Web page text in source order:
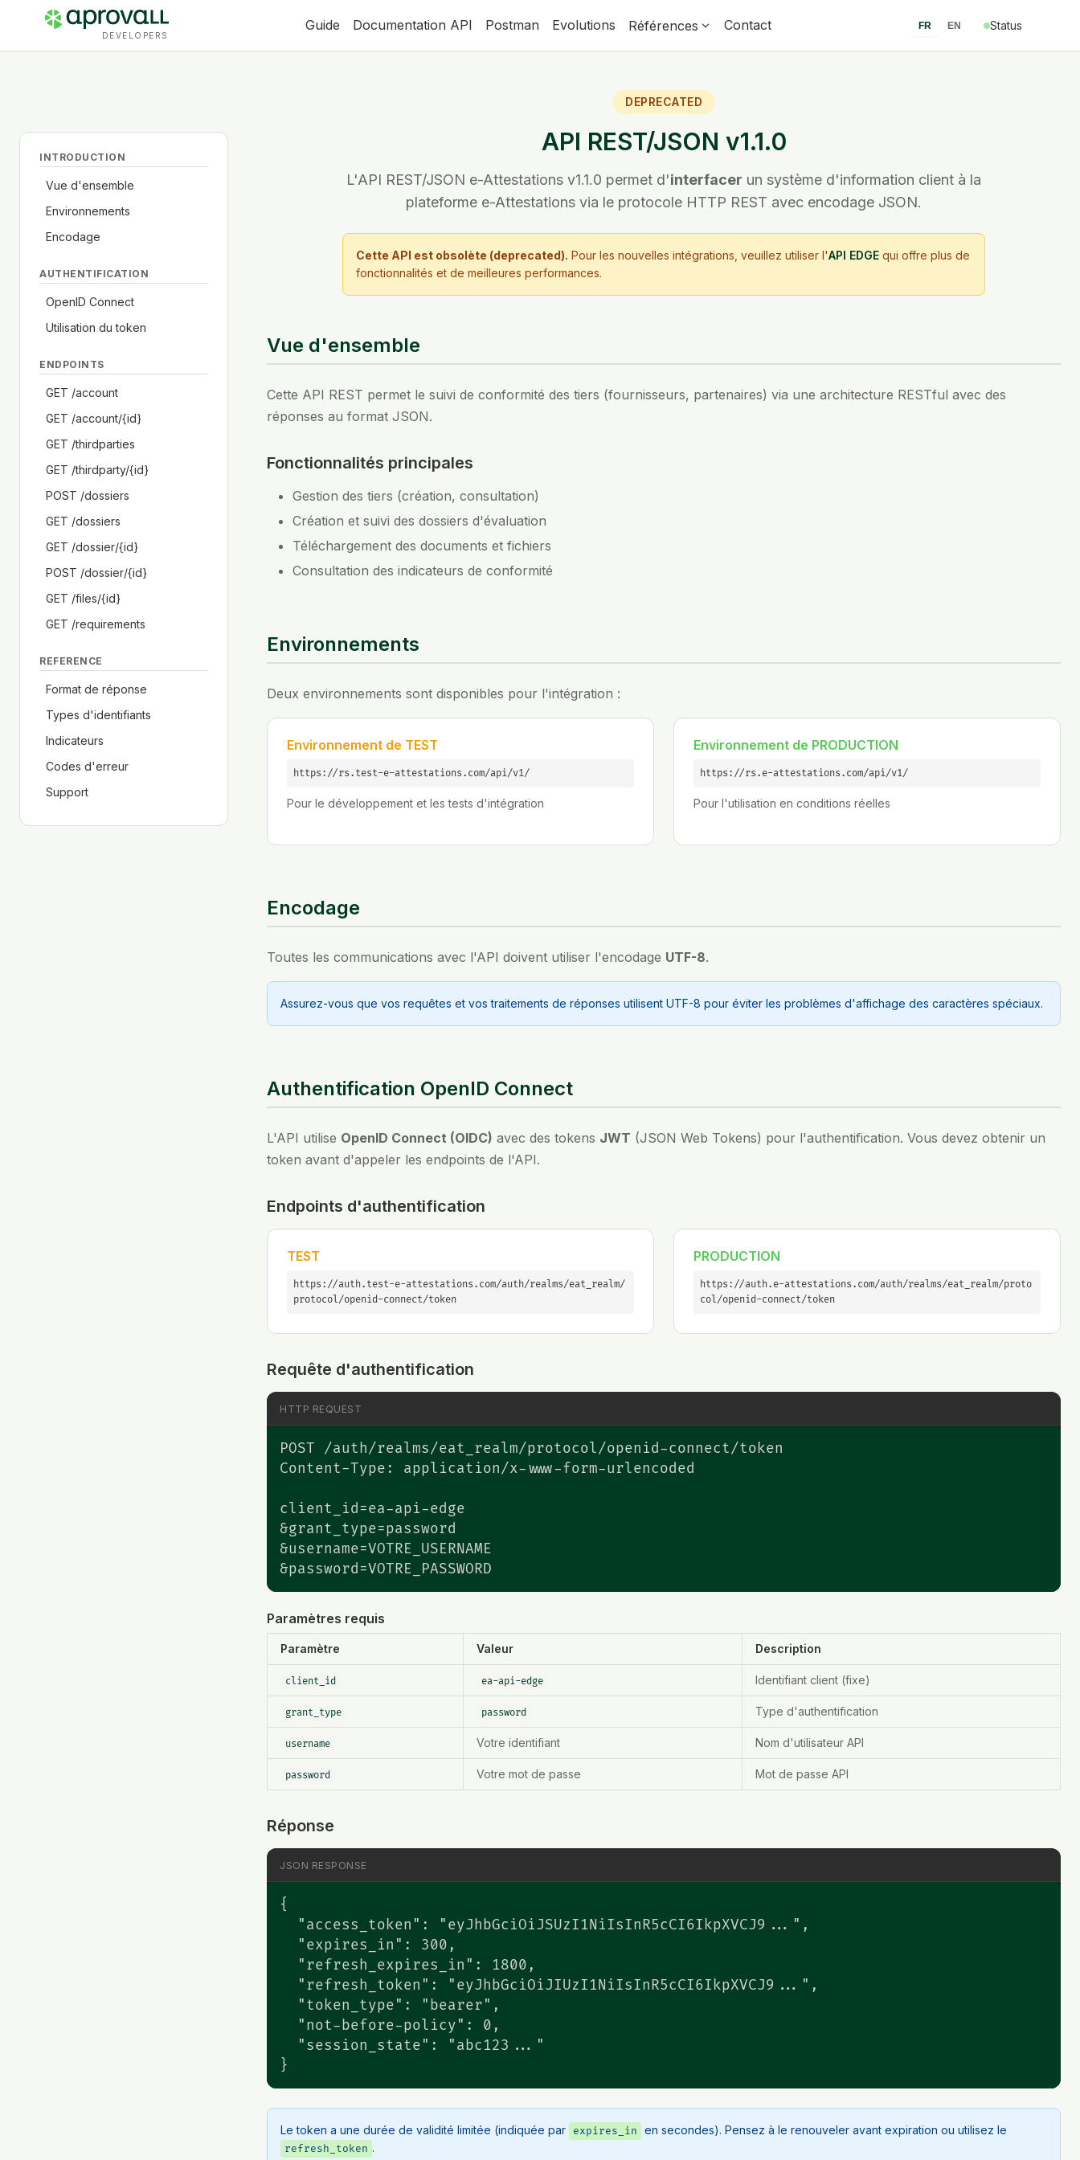
DEVELOPERS
Guide Documentation API Postman Evolutions Références Contact FR EN Status
INTRODUCTION
Vue d'ensemble
Environnements
Encodage
AUTHENTIFICATION
OpenID Connect
Utilisation du token
ENDPOINTS
GET /account
GET /account/{id}
GET /thirdparties
GET /thirdparty/{id}
POST /dossiers
GET /dossiers
GET /dossier/{id}
POST /dossier/{id}
GET /files/{id}
GET /requirements
REFERENCE
Format de réponse
Types d'identifiants
Indicateurs
Codes d'erreur
Support
DEPRECATED
API REST/JSON v1.1.0
L'API REST/JSON e-Attestations v1.1.0 permet d'interfacer un système d'information client à la
plateforme e-Attestations via le protocole HTTP REST avec encodage JSON.
Cette API est obsolète (deprecated). Pour les nouvelles intégrations, veuillez utiliser l'API EDGE qui offre plus de
fonctionnalités et de meilleures performances.
Vue d'ensemble
Cette API REST permet le suivi de conformité des tiers (fournisseurs, partenaires) via une architecture RESTful avec des
réponses au format JSON.
Fonctionnalités principales
Gestion des tiers (création, consultation)
Création et suivi des dossiers d'évaluation
Téléchargement des documents et fichiers
Consultation des indicateurs de conformité
Environnements
Deux environnements sont disponibles pour l'intégration :
Environnement de TEST
https://rs.test-e-attestations.com/api/v1/
Pour le développement et les tests d'intégration
Environnement de PRODUCTION
https://rs.e-attestations.com/api/v1/
Pour l'utilisation en conditions réelles
Encodage
Toutes les communications avec l'API doivent utiliser l'encodage UTF-8.
Assurez-vous que vos requêtes et vos traitements de réponses utilisent UTF-8 pour éviter les problèmes d'affichage des caractères spéciaux.
Authentification OpenID Connect
L'API utilise OpenID Connect (OIDC) avec des tokens JWT (JSON Web Tokens) pour l'authentification. Vous devez obtenir un
token avant d'appeler les endpoints de l'API.
Endpoints d'authentification
TEST
https://auth.test-e-attestations.com/auth/realms/eat_realm/
protocol/openid-connect/token
PRODUCTION
https://auth.e-attestations.com/auth/realms/eat_realm/proto
col/openid-connect/token
Requête d'authentification
HTTP REQUEST
POST /auth/realms/eat_realm/protocol/openid-connect/token
Content-Type: application/x-www-form-urlencoded
client_id=ea-api-edge
&grant_type=password
&username=VOTRE_USERNAME
&password=VOTRE_PASSWORD
Paramètres requis
Paramètre Valeur Description
client_id ea-api-edge Identifiant client (fixe)
grant_type password Type d'authentification
username Votre identifiant Nom d'utilisateur API
password Votre mot de passe Mot de passe API
Réponse
JSON RESPONSE
{
  "access_token": "eyJhbGciOiJSUzI1NiIsInR5cCI6IkpXVCJ9...",
  "expires_in": 300,
  "refresh_expires_in": 1800,
  "refresh_token": "eyJhbGciOiJIUzI1NiIsInR5cCI6IkpXVCJ9...",
  "token_type": "bearer",
  "not-before-policy": 0,
  "session_state": "abc123..."
}
Le token a une durée de validité limitée (indiquée par expires_in en secondes). Pensez à le renouveler avant expiration ou utilisez le
refresh_token .